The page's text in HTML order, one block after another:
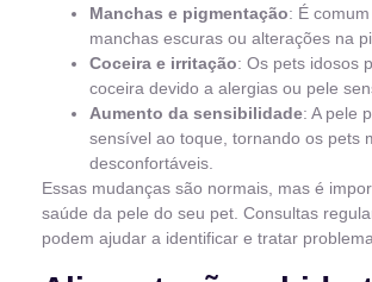
Manchas e pigmentação: É
manchas escuras ou alterações na
Coceira e irritação: Os pets idosos
coceira devido a alergias ou pele
Aumento da sensibilidade: A pele
sensível ao toque, tornando os pets
desconfortáveis.
Essas mudanças são normais, mas é
saúde da pele do seu pet. Consultas
podem ajudar a identificar e tratar